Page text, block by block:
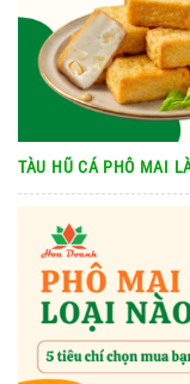
TÀU HŨ CÁ PHÔ MAI